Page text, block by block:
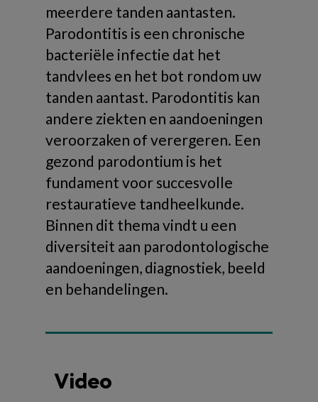
meerdere tanden aantasten.
Parodontitis is een chronische
bacteriële infectie dat het
tandvlees en het bot rondom uw
tanden aantast. Parodontitis kan
andere ziekten en aandoeningen
veroorzaken of verergeren. Een
gezond parodontium is het
fundament voor succesvolle
restauratieve tandheelkunde.
Binnen dit thema vindt u een
diversiteit aan parodontologische
aandoeningen, diagnostiek, beeld
en behandelingen.
Video